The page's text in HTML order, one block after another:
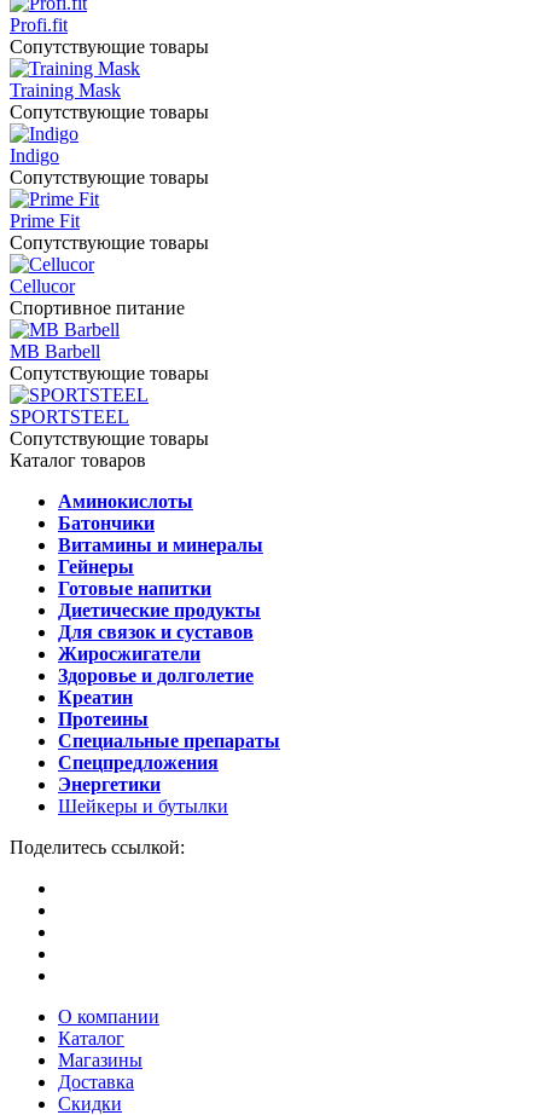
Profi.fit
Сопутствующие товары
Training Mask
Сопутствующие товары
Indigo
Сопутствующие товары
Prime Fit
Сопутствующие товары
Cellucor
Спортивное питание
MB Barbell
Сопутствующие товары
SPORTSTEEL
Сопутствующие товары
Каталог товаров
Аминокислоты
Батончики
Витамины и минералы
Гейнеры
Готовые напитки
Диетические продукты
Для связок и суставов
Жиросжигатели
Здоровье и долголетие
Креатин
Протеины
Специальные препараты
Спецпредложения
Энергетики
Шейкеры и бутылки
Поделитесь ссылкой:
О компании
Каталог
Магазины
Доставка
Скидки